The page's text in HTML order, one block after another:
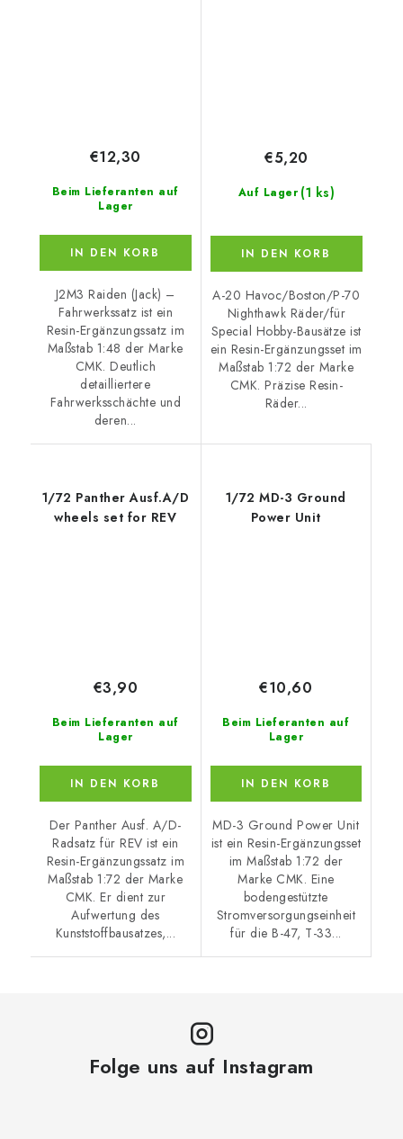
Beim Lieferanten auf
Lager
€12,30
IN DEN KORB
J2M3 Raiden (Jack) –
Fahrwerkssatz ist ein
Resin-Ergänzungssatz im
Maßstab 1:48 der Marke
CMK. Deutlich
detailliertere
Fahrwerksschächte und
deren...
Auf Lager (1 ks)
€5,20
IN DEN KORB
A-20 Havoc/Boston/P-70
Nighthawk Räder/für
Special Hobby-Bausätze ist
ein Resin-Ergänzungsset im
Maßstab 1:72 der Marke
CMK. Präzise Resin-
Räder...
1/72 Panther Ausf.A/D
wheels set for REV
Beim Lieferanten auf
Lager
€3,90
IN DEN KORB
Der Panther Ausf. A/D-
Radsatz für REV ist ein
Resin-Ergänzungssatz im
Maßstab 1:72 der Marke
CMK. Er dient zur
Aufwertung des
Kunststoffbausatzes,...
1/72 MD-3 Ground
Power Unit
Beim Lieferanten auf
Lager
€10,60
IN DEN KORB
MD-3 Ground Power Unit
ist ein Resin-Ergänzungsset
im Maßstab 1:72 der
Marke CMK. Eine
bodengestützte
Stromversorgungseinheit
für die B-47, T-33...
Folge uns auf Instagram